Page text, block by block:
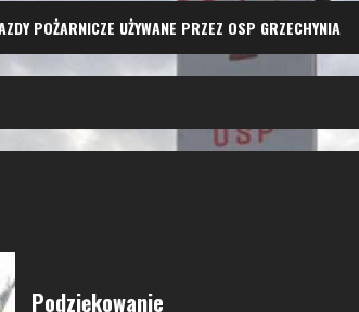
POŻARNICZE UŻYWANE PRZEZ OSP GRZECHYNIA
Podziękowanie